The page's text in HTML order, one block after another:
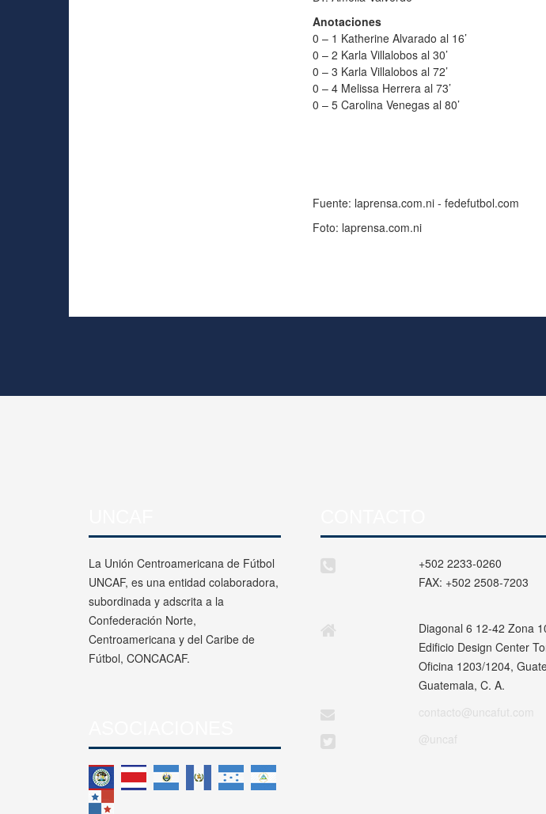
Anotaciones
0 – 1 Katherine Alvarado al 16’
0 – 2 Karla Villalobos al 30’
0 – 3 Karla Villalobos al 72’
0 – 4 Melissa Herrera al 73’
0 – 5 Carolina Venegas al 80’
Fuente: laprensa.com.ni - fedefutbol.com
Foto: laprensa.com.ni
La Unión Centroamericana de Fútbol
UNCAF, es una entidad colaboradora,
subordinada y adscrita a la
Confederación Norte,
Centroamericana y del Caribe de
Fútbol, CONCACAF.
+502 2233-0260
FAX: +502 2508-7203
Diagonal 6 12-42 Zona
Edificio Design Center
Oficina 1203/1204,
Guatemala, C. A.
contacto@uncafut.com
@uncaf